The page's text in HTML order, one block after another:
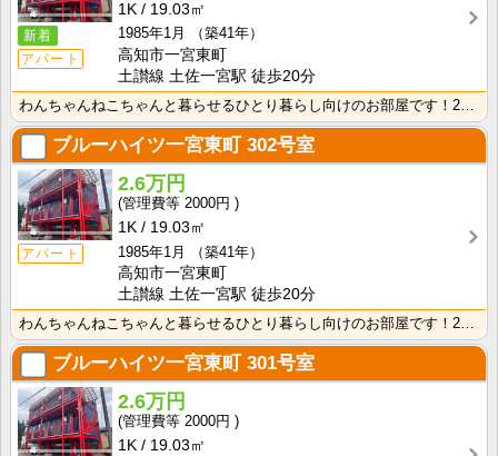
新着
アパート
1K
19.03㎡
1985年1月
（築41年）
高知市一宮東町
土讃線 土佐一宮駅 徒歩20分
わんちゃんねこちゃんと暮らせるひとり暮らし向けのお部屋です！2026年6月下旬、ネット無料（Wi-F･･･
ブルーハイツ一宮東町302号室
アパート
2.6万円
2000円
1K
19.03㎡
1985年1月
（築41年）
高知市一宮東町
土讃線 土佐一宮駅 徒歩20分
わんちゃんねこちゃんと暮らせるひとり暮らし向けのお部屋です！2026年6月下旬、ネット無料（Wi-F･･･
ブルーハイツ一宮東町 301号室
2.6万円
2000円
1K
19.03㎡